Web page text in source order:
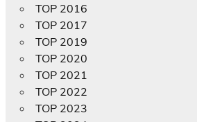
TOP 2016
TOP 2017
TOP 2019
TOP 2020
TOP 2021
TOP 2022
TOP 2023